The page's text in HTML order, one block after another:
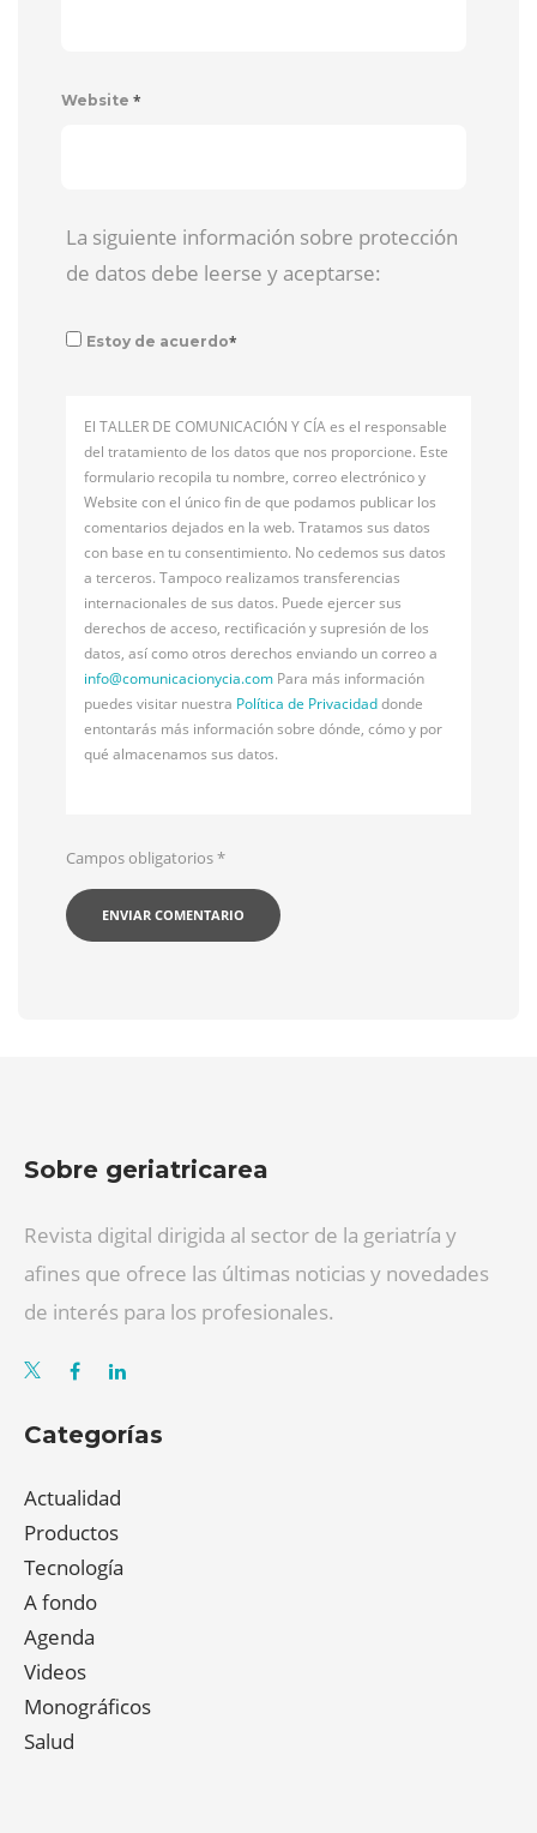
Website *
La siguiente información sobre protección
de datos debe leerse y aceptarse:
Estoy de acuerdo*
El TALLER DE COMUNICACIÓN Y CÍA es el responsable
del tratamiento de los datos que nos proporcione. Este
formulario recopila tu nombre, correo electrónico y
Website con el único fin de que podamos publicar los
comentarios dejados en la web. Tratamos sus datos
con base en tu consentimiento. No cedemos sus datos
a terceros. Tampoco realizamos transferencias
internacionales de sus datos. Puede ejercer sus
derechos de acceso, rectificación y supresión de los
datos, así como otros derechos enviando un correo a
info@comunicacionycia.com Para más información
puedes visitar nuestra Política de Privacidaddonde
entontarás más información sobre dónde, cómo y por
qué almacenamos sus datos.
Campos obligatorios*
Sobre geriatricarea
Revista digital dirigida al sector de la geriatría y
afines que ofrece las últimas noticias y novedades
de interés para los profesionales.
Categorías
Actualidad
Productos
Tecnología
A fondo
Agenda
Videos
Monográficos
Salud